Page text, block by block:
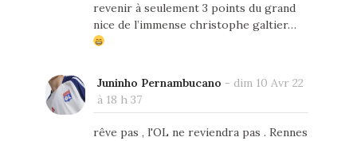
revenir à seulement 3 points du grand
nice de l’immense christophe galtier…
Juninho Pernambucano - dim 10 Avr 22
à 18 h 37
rêve pas , l'OL ne reviendra pas . Rennes